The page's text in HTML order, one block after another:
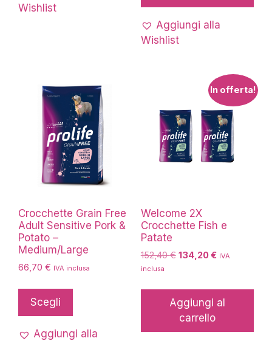
Wishlist
Aggiungi alla
Wishlist
Crocchette Grain Free
Adult Sensitive Pork &
Potato –
Medium/Large
66,70 € IVA inclusa
Scegli
ha
più
Aggiungi alla
In offerta!
Welcome 2X
Crocchette Fish e
Patate
152,40€ Il
era:
152,40 €.
134,20€Il
è:
134,20 €.
IVA
inclusa
Aggiungi al
carrello